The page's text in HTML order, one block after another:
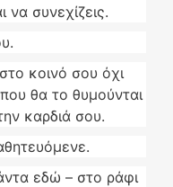
συνεχίζεις.
κοινό σου όχι
θα το θυμούνται
καρδιά σου.
εδώ – στο ράφι